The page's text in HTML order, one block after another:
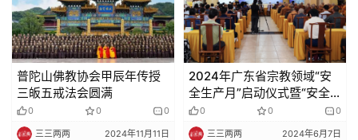
普陀山佛教协会甲辰年传授
三皈五戒法会圆满
0 0 0
三三两两 2024年11月11日
2024年广东省宗教领域“安
全生产月”启动仪式暨“安全
生产咨询宣传日”活动在广州
光孝寺举行
0 0 0
三三两两 2024年6月7日